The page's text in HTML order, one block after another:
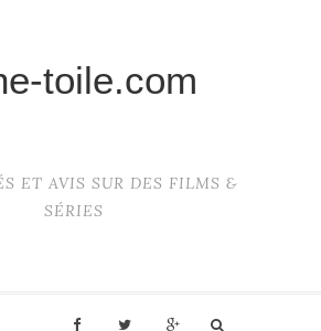
toile.com
ET AVIS SUR DES FILMS &
SÉRIES